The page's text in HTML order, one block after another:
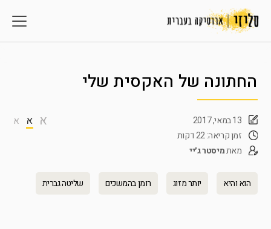
החתונה של האקסית שלי
א א א
13 במאי, 2017
זמן קריאה: 22 דקות
מאתמיסטר ג׳יי
הוא והיא יותר מזוג רומן בהמשכים שליטה גברית